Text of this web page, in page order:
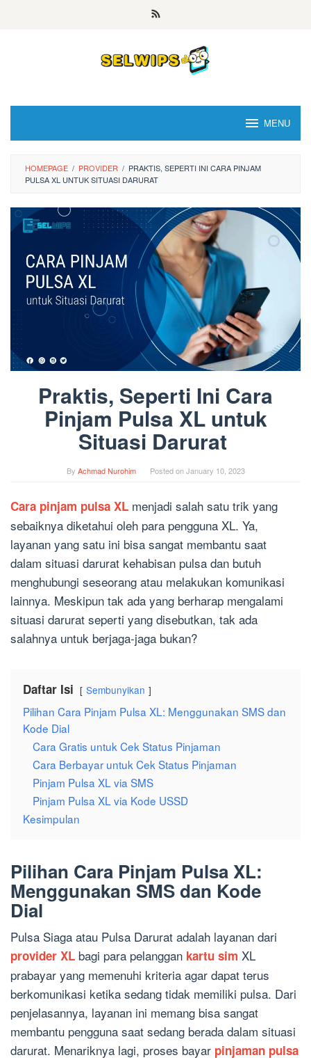
MENU
HOMEPAGE / PROVIDER / PRAKTIS, SEPERTI INI CARA PINJAM
PULSA XL UNTUK SITUASI DARURAT
Praktis, Seperti Ini Cara
Pinjam Pulsa XL untuk
Situasi Darurat
By Achmad Nurohim Posted onJanuary 10, 2023
Cara pinjam pulsa XL menjadi salah satu trik yang
sebaiknya diketahui oleh para pengguna XL. Ya,
layanan yang satu ini bisa sangat membantu saat
dalam situasi darurat kehabisan pulsa dan butuh
menghubungi seseorang atau melakukan komunikasi
lainnya. Meskipun tak ada yang berharap mengalami
situasi darurat seperti yang disebutkan, tak ada
salahnya untuk berjaga-jaga bukan?
Daftar Isi Sembunyikan
Pilihan Cara Pinjam Pulsa XL: Menggunakan SMS dan
Kode Dial
Cara Gratis untuk Cek Status Pinjaman
Cara Berbayar untuk Cek Status Pinjaman
Pinjam Pulsa XL via SMS
Pinjam Pulsa XL via Kode USSD
Kesimpulan
Pilihan Cara Pinjam Pulsa XL:
Menggunakan SMS dan Kode
Dial
Pulsa Siaga atau Pulsa Darurat adalah layanan dari
provider XL bagi para pelanggan kartu sim XL
prabayar yang memenuhi kriteria agar dapat terus
berkomunikasi ketika sedang tidak memiliki pulsa. Dari
penjelasannya, layanan ini memang bisa sangat
membantu pengguna saat sedang berada dalam situasi
darurat. Menariknya lagi, proses bayar pinjaman pulsa